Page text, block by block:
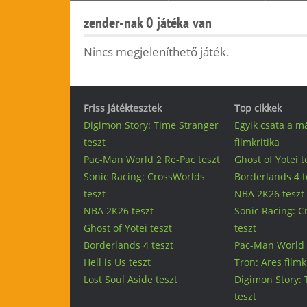
zender-nak 0 játéka van
Nincs megjeleníthető játék.
Friss játéktesztek
Digimon Story: Time Stranger
teszt
Pac-Man World 2 Re-Pac teszt
Sonic Racing: CrossWorlds
teszt
NBA 2K26 teszt
Ghost of Yotei teszt
Borderlands 4 teszt
Hell is Us teszt
Lost Soul Aside teszt
Top cikkek
Egyik csata a
filmkritika
Ghost of Yotei
Borderlands 4
NBA 2K26 teszt
Sonic Racing:
teszt
Pac-Man World
Tron: Ares
Digimon Story:
teszt